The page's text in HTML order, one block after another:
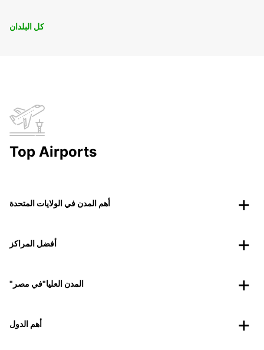
كل البلدان
Top Airports
أهم المدن في الولايات المتحدة
أفضل المراكز
"المدن العليا"في مصر
أهم الدول